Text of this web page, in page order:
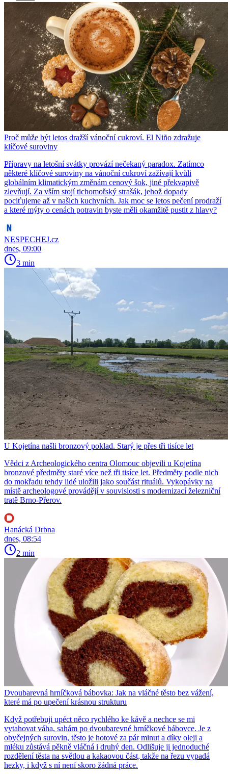
Proč může být letos dražší vánoční cukroví. El Niño zdražuje
klíčové suroviny
Přípravy na letošní svátky provází nečekaný paradox. Zatímco
některé klíčové suroviny na vánoční cukroví zažívají kvůli
globálním klimatickým změnám cenový šok, jiné překvapivě
zlevňují. Za vším stojí tichomořský strašák, jehož dopady
pociťujeme až v našich kuchyních. Jak moc se letos pečení prodraží
a které mýty o cenách potravin byste měli okamžitě pustit z hlavy?
NESPECHEJ.cz
dnes, 09:00
3 min
U Kojetína našli bronzový poklad. Starý je přes tři tisíce let
Vědci z Archeologického centra Olomouc objevili u Kojetína
bronzové předměty staré více než tři tisíce let. Předměty podle nich
do mokřadu tehdy lidé uložili jako součást rituálů. Vykopávky na
místě archeologové provádějí v souvislosti s modernizací železniční
tratě Brno-Přerov.
Hanácká Drbna
dnes, 08:54
2 min
Dvoubarevná hrníčková bábovka: Jak na vláčné těsto bez vážení,
které má po upečení krásnou strukturu
Když potřebuji upéct něco rychlého ke kávě a nechce se mi
vytahovat váha, sahám po dvoubarevné hrníčkové bábovce. Je z
obyčejných surovin, těsto je hotové za pár minut a díky oleji a
mléku zůstává pěkně vláčná i druhý den. Odlišuje ji jednoduché
rozdělení těsta na světlou a kakaovou část, takže na řezu vypadá
hezky, i když s ní není skoro žádná práce.